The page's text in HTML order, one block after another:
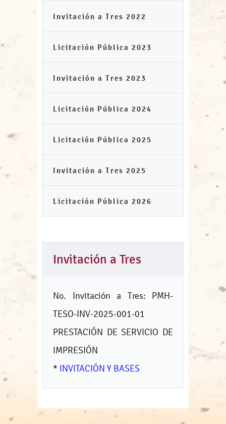
Invitación a Tres 2022
Licitación Pública 2023
Invitación a Tres 2023
Licitación Pública 2024
Licitación Pública 2025
Invitación a Tres 2025
Licitación Pública 2026
Invitación a Tres
No. Invitación a Tres: PMH-
TESO-INV-2025-001-01
PRESTACIÓN DE SERVICIO DE
IMPRESIÓN
* INVITACIÓN Y BASES